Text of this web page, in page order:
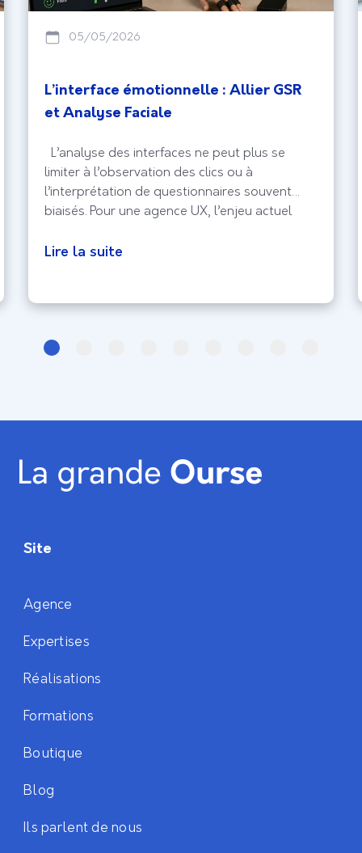
05/05/2026
L’interface émotionnelle : Allier GSR
et Analyse Faciale
L’analyse des interfaces ne peut plus se
limiter à l’observation des clics ou à
l’interprétation de questionnaires souvent
biaisés. Pour une agence UX, l’enjeu actuel
biologique brute, celle qui échappe au
faciale, le design d’interface entre
Lire la suite
Site
Agence
Expertises
Réalisations
Formations
Boutique
Blog
Ils parlent de nous